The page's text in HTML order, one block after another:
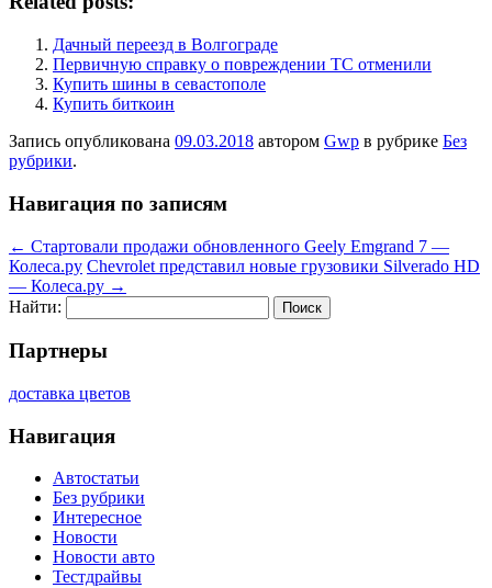
Дачный переезд в Волгограде
Первичную справку о повреждении ТС отменили
Купить шины в севастополе
Купить биткоин
Запись опубликована 09.03.2018 автором Gwp в рубрике Без
рубрики.
Навигация по записям
← Стартовали продажи обновленного Geely Emgrand 7 —
Колеса.ру Chevrolet представил новые грузовики Silverado HD
— Колеса.ру →
Найти:
Партнеры
доставка цветов
Навигация
Автостатьи
Без рубрики
Интересное
Новости
Новости авто
Тестдрайвы